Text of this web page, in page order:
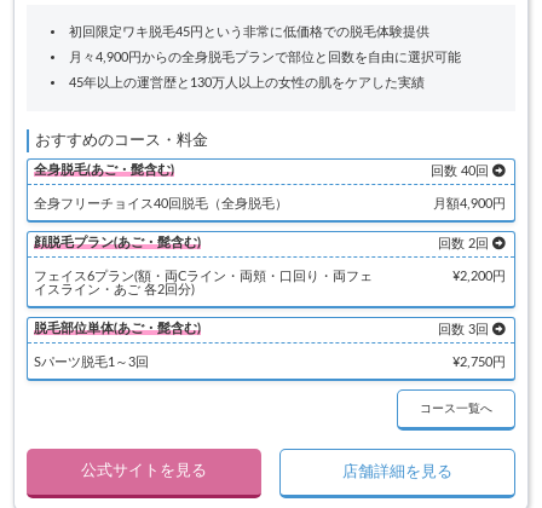
初回限定ワキ脱毛45円という非常に低価格での脱毛体験提供
月々4,900円からの全身脱毛プランで部位と回数を自由に選択可能
45年以上の運営歴と130万人以上の女性の肌をケアした実績
おすすめのコース・料金
全身脱毛(あご・髭含む) 回数 40回
全身フリーチョイス40回脱毛（全身脱毛） 月額4,900円
顔脱毛プラン(あご・髭含む) 回数 2回
フェイス6プラン(額・両Cライン・両頬・口回り・両フェ
イスライン・あご 各2回分)
¥2,200円
脱毛部位単体(あご・髭含む) 回数 3回
Sパーツ脱毛1～3回 ¥2,750円
コース一覧へ
公式サイトを見る 店舗詳細を見る